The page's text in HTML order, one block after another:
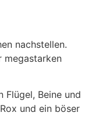
nachstellen.
megastarken
Flügel, Beine und
und ein böser